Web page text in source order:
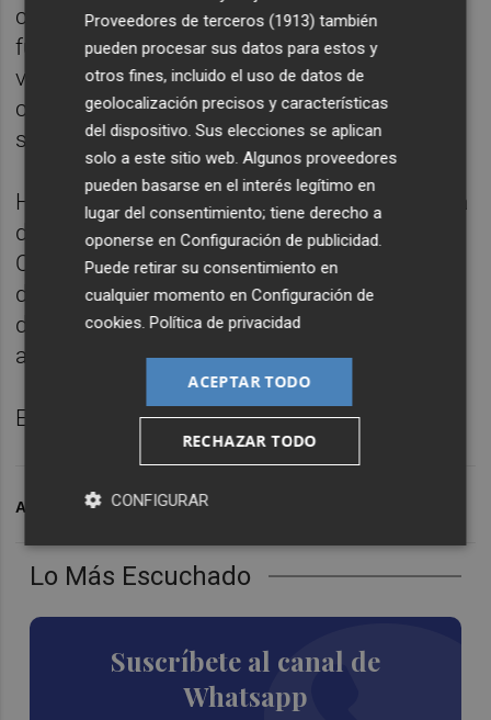
Lo Más Escuchado
Suscríbete al canal de
Whatsapp
colaboración y el soporte psicológico son
fundamentales para mejorar la calidad de
vida tanto de los afectados como de sus
cuidadores, que en la mayoría de los casos
son mujeres.
Hablamos con Marimar Freijo,
coordinadora
del Grupo de Estudio de Enfermedades
Cerebrovasculares de la Sociedad Española
de Neurología (SEN) y conPaco Quiles
directivo de la federación de daño cerebral
adquirido de la Comunitat Valenciana.
Episodio completo en Plaza Pódcast.
ARCHIVADO EN PÓDCAST
Proveedores de terceros (1913) también
pueden procesar sus datos para estos y
otros fines, incluido el uso de datos de
geolocalización precisos y características
del dispositivo. Sus elecciones se aplican
solo a este sitio web. Algunos proveedores
pueden basarse en el interés legítimo en
lugar del consentimiento; tiene derecho a
oponerse enConfiguración de publicidad.
Puede retirar su consentimiento en
cualquier momento enConfiguración de
cookies.Política de privacidad
ACEPTAR TODO
RECHAZAR TODO
CONFIGURAR